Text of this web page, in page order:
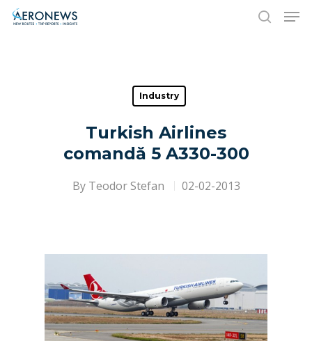
Hit enter to search or ESC to close
Industry
Turkish Airlines
comandă 5 A330-300
By Teodor Stefan 02-02-2013